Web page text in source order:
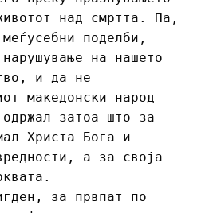
над смртта. Па,
поделби,
на нашето
и да не
македонски народ
затоа што за
Христа Бога и
а за своја
за првпат по